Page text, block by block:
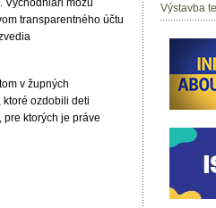
Východniari môžu
transparentného účtu
v župných
ozdobili deti
ktorých je práve
Výstavba